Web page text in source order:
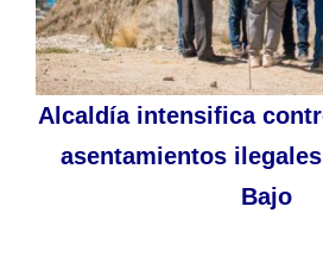
Alcaldía intensifica
asentamientos
Bajo